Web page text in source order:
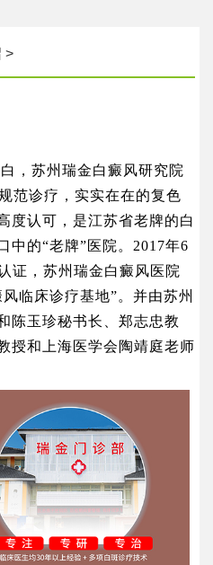
>
，苏州瑞金白癜风研究院
范诊疗，实实在在的复色
度认可，是江苏省老牌的白
中的“老牌”医院。2017年6
证，苏州瑞金白癜风医院
临床诊疗基地”。并由苏州
陈玉珍秘书长、 郑志忠教
授和上海医学会陶靖庭老师